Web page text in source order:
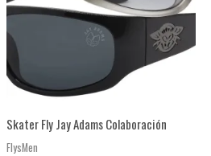
Skater Fly Jay Adams Colaboración
FlysMen